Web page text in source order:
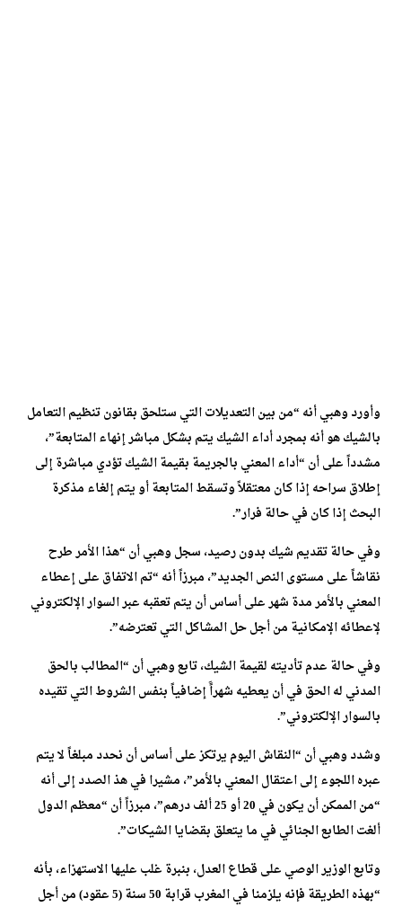
وأورد وهبي أنه “من بين التعديلات التي ستلحق بقانون تنظيم التعامل
بالشيك هو أنه بمجرد أداء الشيك يتم بشكل مباشر إنهاء المتابعة”،
مشدداً على أن “أداء المعني بالجريمة بقيمة الشيك تؤدي مباشرة إلى
إطلاق سراحه إذا كان معتقلاً وتسقط المتابعة أو يتم إلغاء مذكرة
البحث إذا كان في حالة فرار”.
وفي حالة تقديم شيك بدون رصيد، سجل وهبي أن “هذا الأمر طرح
نقاشاً على مستوى النص الجديد”، مبرزاً أنه “تم الاتفاق على إعطاء
المعني بالأمر مدة شهر على أساس أن يتم تعقبه عبر السوار الإلكتروني
لإعطائه الإمكانية من أجل حل المشاكل التي تعترضه”.
وفي حالة عدم تأديته لقيمة الشيك، تابع وهبي أن “المطالب بالحق
المدني له الحق في أن يعطيه شهراًَ إضافياً بنفس الشروط التي تقيده
بالسوار الإلكتروني”.
وشدد وهبي أن “النقاش اليوم يرتكز على أساس أن نحدد مبلغاً لا يتم
عبره اللجوء إلى اعتقال المعني بالأمر”، مشيرا في هذ الصدد إلى أنه
“من الممكن أن يكون في 20 أو 25 ألف درهم”، مبرزاً أن “معظم الدول
ألغت الطابع الجنائي في ما يتعلق بقضايا الشيكات”.
وتابع الوزير الوصي على قطاع العدل، بنبرة غلب عليها الاستهزاء، بأنه
“بهذه الطريقة فإنه يلزمنا في المغرب قرابة 50 سنة (5 عقود) من أجل